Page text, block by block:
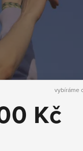
vybíráme
Kč